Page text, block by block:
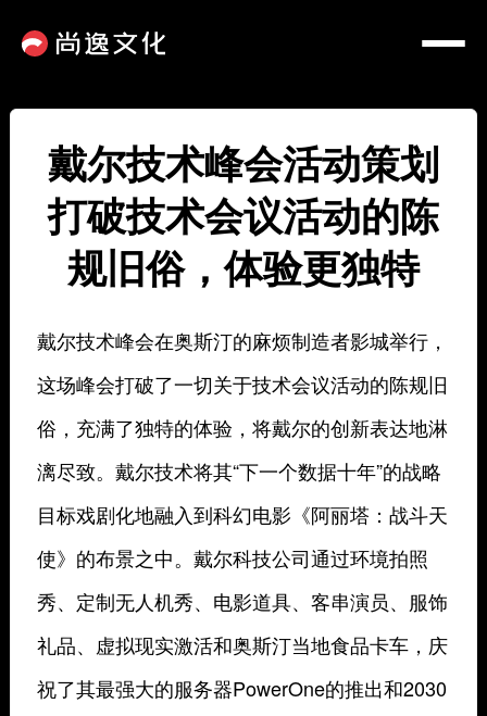
戴尔技术峰会活动策划
打破技术会议活动的陈
规旧俗，体验更独特
戴尔技术峰会在奥斯汀的麻烦制造者影城举行，
这场峰会打破了一切关于技术会议活动的陈规旧
俗，充满了独特的体验，将戴尔的创新表达地淋
漓尽致。戴尔技术将其“下一个数据十年”的战略
目标戏剧化地融入到科幻电影《阿丽塔：战斗天
使》的布景之中。戴尔科技公司通过环境拍照
秀、定制无人机秀、电影道具、客串演员、服饰
礼品、虚拟现实激活和奥斯汀当地食品卡车，庆
祝了其最强大的服务器PowerOne的推出和2030